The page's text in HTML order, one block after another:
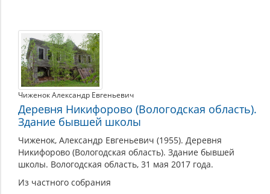
Чиженок Александр Евгеньевич
Деревня Никифорово (Вологодская область).
Здание бывшей школы
Чиженок, Александр Евгеньевич (1955). Деревня
Никифорово (Вологодская область). Здание бывшей
школы. Вологодская область, 31 мая 2017 года.
Из частного собрания